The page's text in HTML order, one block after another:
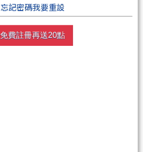
再送聚財點數 20 點
忘記密碼我要重設
免費註冊再送20點